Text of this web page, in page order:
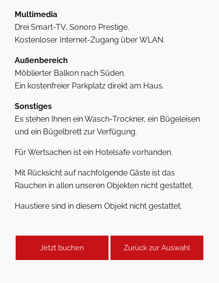
Multimedia
Drei Smart-TV, Sonoro Prestige.
Kostenloser Internet-Zugang über WLAN.
Außenbereich
Möblierter Balkon nach Süden.
Ein kostenfreier Parkplatz direkt am Haus.
Sonstiges
Es stehen Ihnen ein Wasch-Trockner, ein Bügeleisen
und ein Bügelbrett zur Verfügung.
Für Wertsachen ist ein Hotelsafe vorhanden.
Mit Rücksicht auf nachfolgende Gäste ist das
Rauchen in allen unseren Objekten nicht gestattet.
Haustiere sind in diesem Objekt nicht gestattet.
Jetzt buchen Zurück zur Auswahl